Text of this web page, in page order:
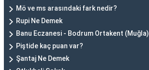
Mö ve ms arasındaki fark nedir?
Rupi Ne Demek
Banu Eczanesi - Bodrum Ortakent (Muğla)
Piştide kaç puan var?
Şantaj Ne Demek